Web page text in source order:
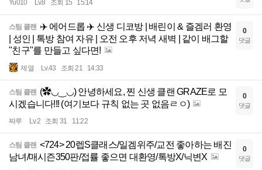
Yu010 Lv.8 조회 15 15:14
스팀 클랜 ✈️ 에어드롭 ✈️ 신생 디코방 | 배린이 & 즐겜러 환영
| 성인 | 톡방 참여 자유 | 오전 오후 저녁 새벽 | 같이 배그할
"친구"를 만들고 싶다면!
제열 Lv.43 조회 21 14:33
0
댓글
스팀 클랜 (✿◡‿◡) 안녕하세요, 찐 신생 클랜 GRAZE로 모
시겠습니다!!! (여기보다 규칙 없는 곳 없음ㄹㅇ)
쨔루 Lv.2 조회 31 11:22
0
댓글
스팀 클랜 <724> 20렙S클래스/일겜위주/교전 좋아하는 배진
남녀/매시즌350판/접률 좋으면 대환영/톡방X/닉변X
0
댓글